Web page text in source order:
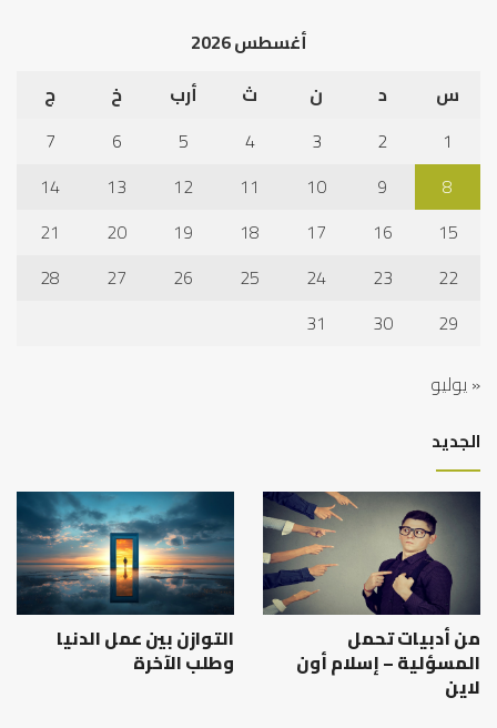
أغسطس 2026
س
د ن ث أرب خ
ج
1
2
3
4
5
6
7
8
9
10
11
12
13
14
15
16
17
18
19
20
21
22
23
24
25
26
27
28
29
30
31
« يوليو
الجديد
من أدبيات تحمل
المسؤلية – إسلام أون
لاين
التوازن بين عمل الدنيا
وطلب الآخرة